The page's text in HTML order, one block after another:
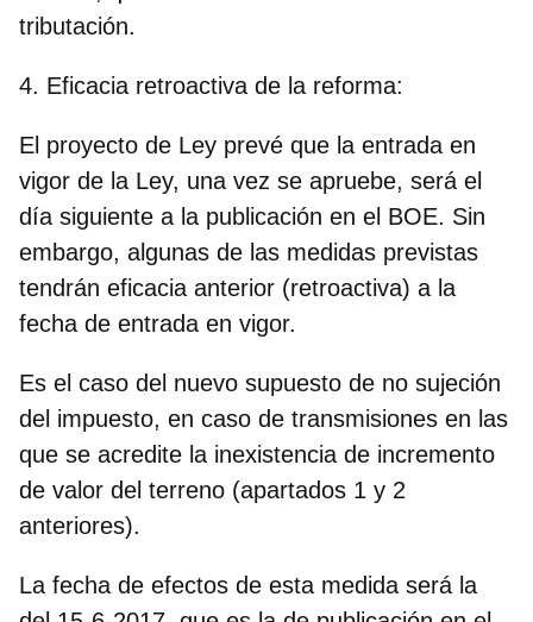
tributación.
4. Eficacia retroactiva de la reforma:
El proyecto de Ley prevé que la entrada en
vigor de la Ley, una vez se apruebe, será el
día siguiente a la publicación en el BOE. Sin
embargo, algunas de las medidas previstas
tendrán eficacia anterior (retroactiva) a la
fecha de entrada en vigor.
Es el caso del nuevo supuesto de no sujeción
del impuesto, en caso de transmisiones en las
que se acredite la inexistencia de incremento
de valor del terreno (apartados 1 y 2
anteriores).
La fecha de efectos de esta medida será la